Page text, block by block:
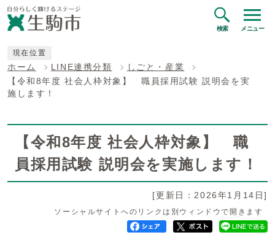
検索 メニュー
現在位置
ホーム LINE連携分類
しごと・産業
【令和8年度 社会人枠対象】 職員採用試験 説明会を実
施します！
【令和8年度 社会人枠対象】 職
員採用試験 説明会を実施します！
[更新日：2026年1月14日]
ソーシャルサイトへのリンクは別ウィンドウで開きます